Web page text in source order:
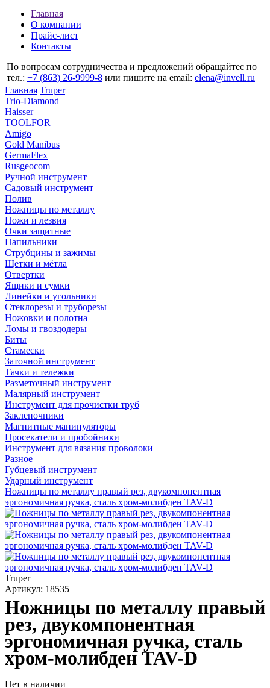
Главная
О компании
Прайс-лист
Контакты
По вопросам сотрудничества и предложений обращайтес по
тел.: +7 (863) 26‐9999‐8 или пишите на email: elena@invell.ru
Главная Truper
Trio-Diamond
Haisser
TOOLFOR
Amigo
Gold Manibus
GermaFlex
Rusgeocom
Ручной инструмент
Садовый инструмент
Полив
Ножницы по металлу
Ножи и лезвия
Очки защитные
Напильники
Струбцины и зажимы
Щетки и мётла
Отвертки
Ящики и сумки
Линейки и угольники
Стеклорезы и труборезы
Ножовки и полотна
Ломы и гвоздодеры
Биты
Стамески
Заточной инструмент
Тачки и тележки
Разметочный инструмент
Малярный инструмент
Инструмент для прочистки труб
Заклепочники
Магнитные манипуляторы
Просекатели и пробойники
Инструмент для вязания проволоки
Разное
Губцевый инструмент
Ударный инструмент
Ножницы по металлу правый рез, двукомпонентная
эргономичная ручка, сталь хром-молибден TAV-D
Truper
Артикул: 18535
Ножницы по металлу правый
рез, двукомпонентная
эргономичная ручка, сталь
хром-молибден TAV-D
Нет в наличии